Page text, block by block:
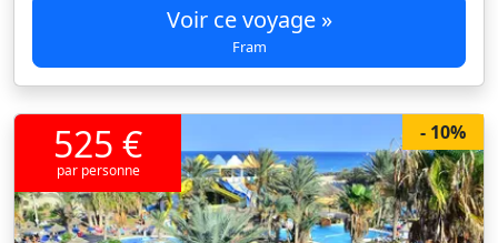
Voir ce voyage »
Fram
- 10%
525 €
par personne